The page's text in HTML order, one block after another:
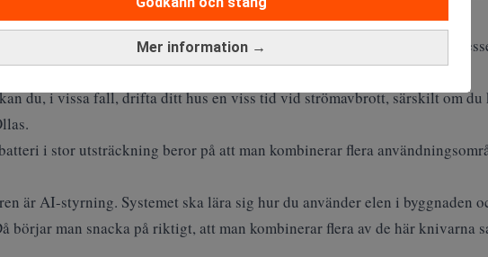
Mer information →
nya batterier utmanar litium. Realtid
ökad uppmärksamhet i ljuset av det nu breddade säkerhetspolitiska
du, i vissa fall, drifta ditt hus en viss tid vid strömavbrott, särskilt om du
i stor utsträckning beror på att man kombinerar flera
är AI-styrning. Systemet ska lära sig hur du använder elen i byggnaden
börjar man snacka på riktigt, att man kombinerar flera av de här knivarna